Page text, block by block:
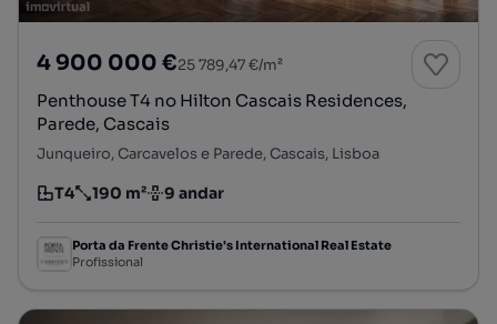
4 900 000 €25 789,47 €/m²
Penthouse T4 no Hilton Cascais Residences,
Parede, Cascais
Junqueiro, Carcavelos e Parede, Cascais, Lisboa
Tipologia
T4
Preço por metro quadrado
190 m²
Andar 9 andar
Porta da Frente Christie's International Real Estate
Profissional